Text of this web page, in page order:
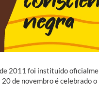
2011 foi instituído
de novembro é celebrado o